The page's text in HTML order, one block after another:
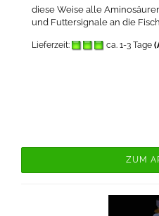
diese Weise alle
und Futtersignale an die
Lieferzeit: ca. 1-3 Tage
ZUM